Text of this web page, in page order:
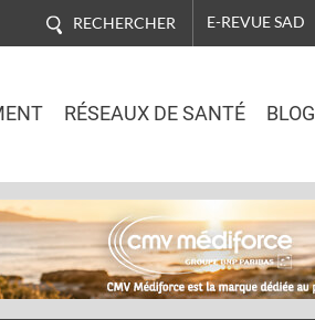
RECHERCHER E-REVUE SAD
RÉSEAUX DE SANTÉ BLOG